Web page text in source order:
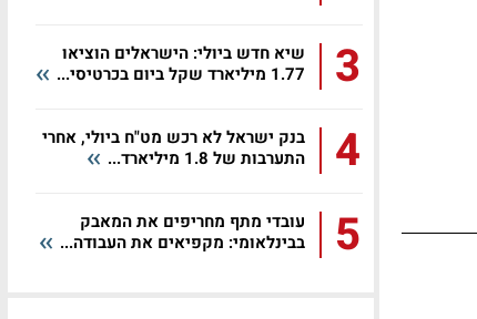
3
שיא חדש ביולי: הישראלים הוציאו
1.77 מיליארד שקל ביום בכרטיסי...
4
בנק ישראל לא רכש מט"ח ביולי, אחרי
התערבות של 1.8 מיליארד...
5
עובדי מתף מחריפים את המאבק
בבינלאומי: מקפיאים את העבודה...